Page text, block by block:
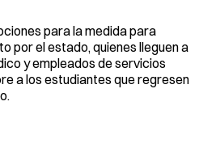
para la medida para
por el estado, quienes lleguen a
y empleados de servicios
a los estudiantes que regresen